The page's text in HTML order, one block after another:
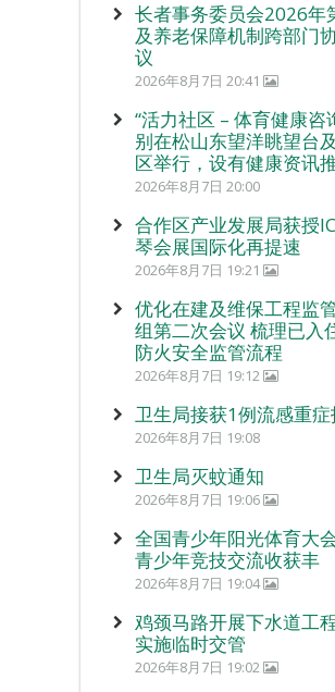
长者事务委员会2026年
及养老保障机制跨部门
议
2026年8月7日 20:41
“活力社区 – 体育健康咨
别在松山东望洋眺望台
区举行，设有健康资讯
2026年8月7日 20:00
合作区产业发展局获授
琴会展国际化再提速
2026年8月7日 19:21
优化在建及维保工程监
组第二次会议 梳理已入
防火安全监管流程
2026年8月7日 19:12
卫生局接获1例流感重症
2026年8月7日 19:08
卫生局灭蚊通知
2026年8月7日 19:06
全国青少年阳光体育大
青少年竞技交流收获丰
2026年8月7日 19:04
鸡颈马路开展下水道
实施临时交管
2026年8月7日 19:02